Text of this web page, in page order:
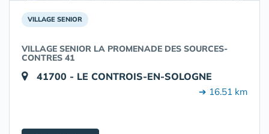
VILLAGE SENIOR
VILLAGE SENIOR LA PROMENADE DES SOURCES-
CONTRES 41
41700 - LE CONTROIS-EN-SOLOGNE
➔ 16.51 km